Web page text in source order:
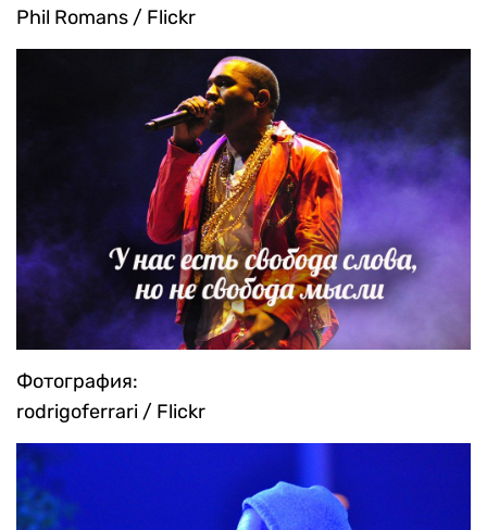
Phil Romans / Flickr
Фотография:
rodrigoferrari / Flickr